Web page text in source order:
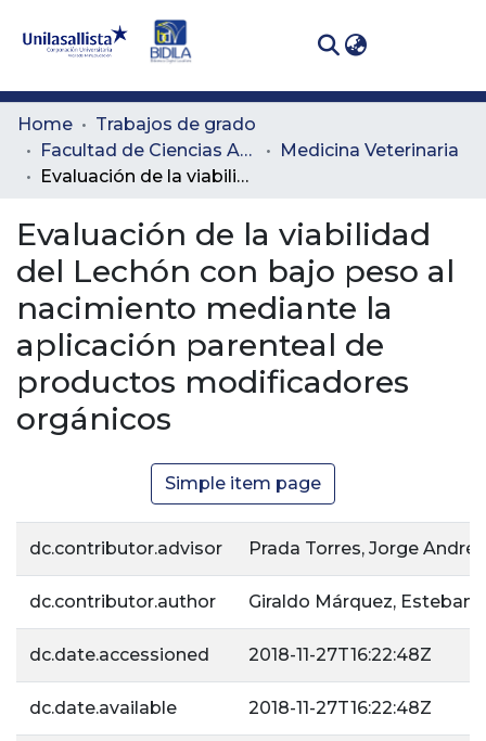
Communities
& Collections
Statistics
Home
Trabajos de grado
Facultad de Ciencias Administrativas y Agropecuarias
Medicina Veterinaria
Evaluación de la viabilidad del Lechón con bajo peso al nacimiento mediante la aplicación parenteal de productos modificadores orgánicos
Evaluación de la viabilidad
del Lechón con bajo peso al
nacimiento mediante la
aplicación parenteal de
productos modificadores
orgánicos
Simple item page
dc.contributor.advisor Prada Torres, Jorge Andrés
dc.contributor.author Giraldo Márquez, Esteban
dc.date.accessioned 2018-11-27T16:22:48Z
dc.date.available 2018-11-27T16:22:48Z